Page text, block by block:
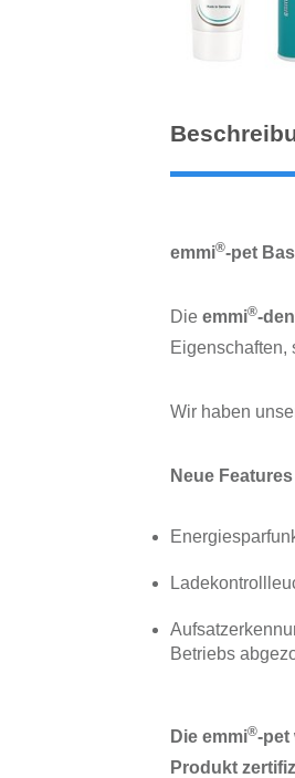
emmi®-pet
Die emmi®-
Eigenschaften,
Wir haben
Neue
Betriebs
Die emmi®-pet
Produkt